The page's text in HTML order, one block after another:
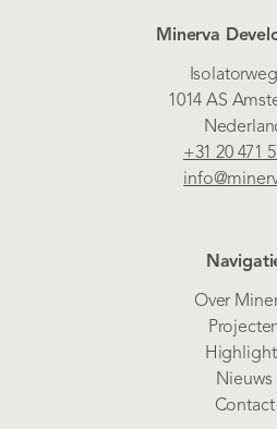
Minerva
1014 AS
+31 20 471
Over
Nieuws
Contact